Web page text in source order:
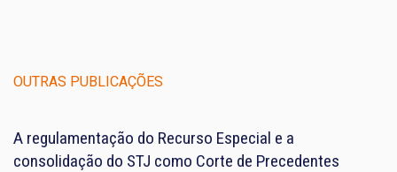
OUTRAS PUBLICAÇÕES
A regulamentação do Recurso Especial e a
consolidação do STJ como Corte de Precedentes